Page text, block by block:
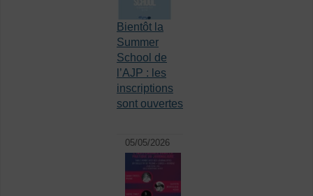
Bientôt la
Summer
School de
l’AJP : les
inscriptions
sont ouvertes
05/05/2026